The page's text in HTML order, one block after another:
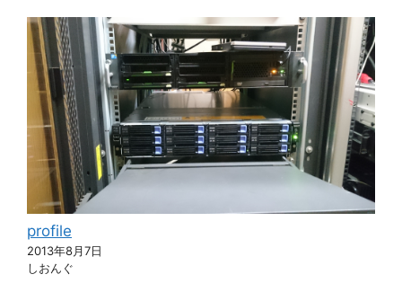
profile
2013年8月7日
しおんぐ